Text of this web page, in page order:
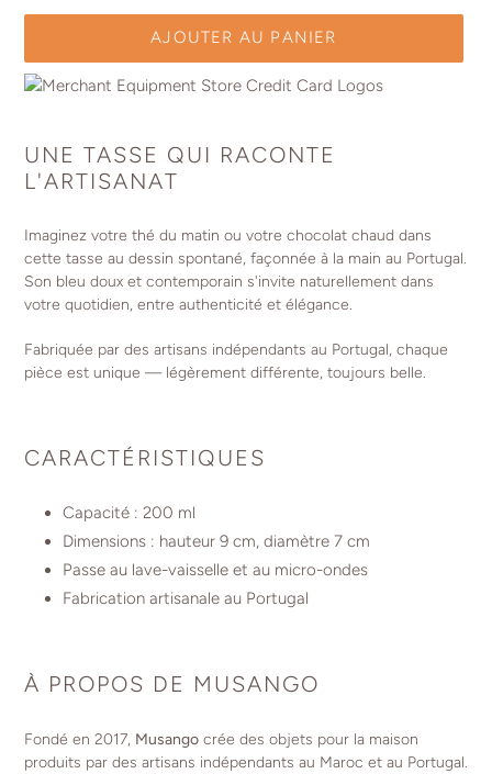
AJOUTER AU PANIER
produit
à
panier
UNE TASSE QUI RACONTE
L'ARTISANAT
Imaginez votre thé du matin ou votre chocolat chaud dans
cette tasse au dessin spontané, façonnée à la main au Portugal.
Son bleu doux et contemporain s'invite naturellement dans
votre quotidien, entre authenticité et élégance.
Fabriquée par des artisans indépendants au Portugal, chaque
pièce est unique — légèrement différente, toujours belle.
CARACTÉRISTIQUES
Capacité : 200 ml
Dimensions : hauteur 9 cm, diamètre 7 cm
Passe au lave-vaisselle et au micro-ondes
Fabrication artisanale au Portugal
À PROPOS DE MUSANGO
Fondé en 2017, Musango crée des objets pour la maison
produits par des artisans indépendants au Maroc et au Portugal.